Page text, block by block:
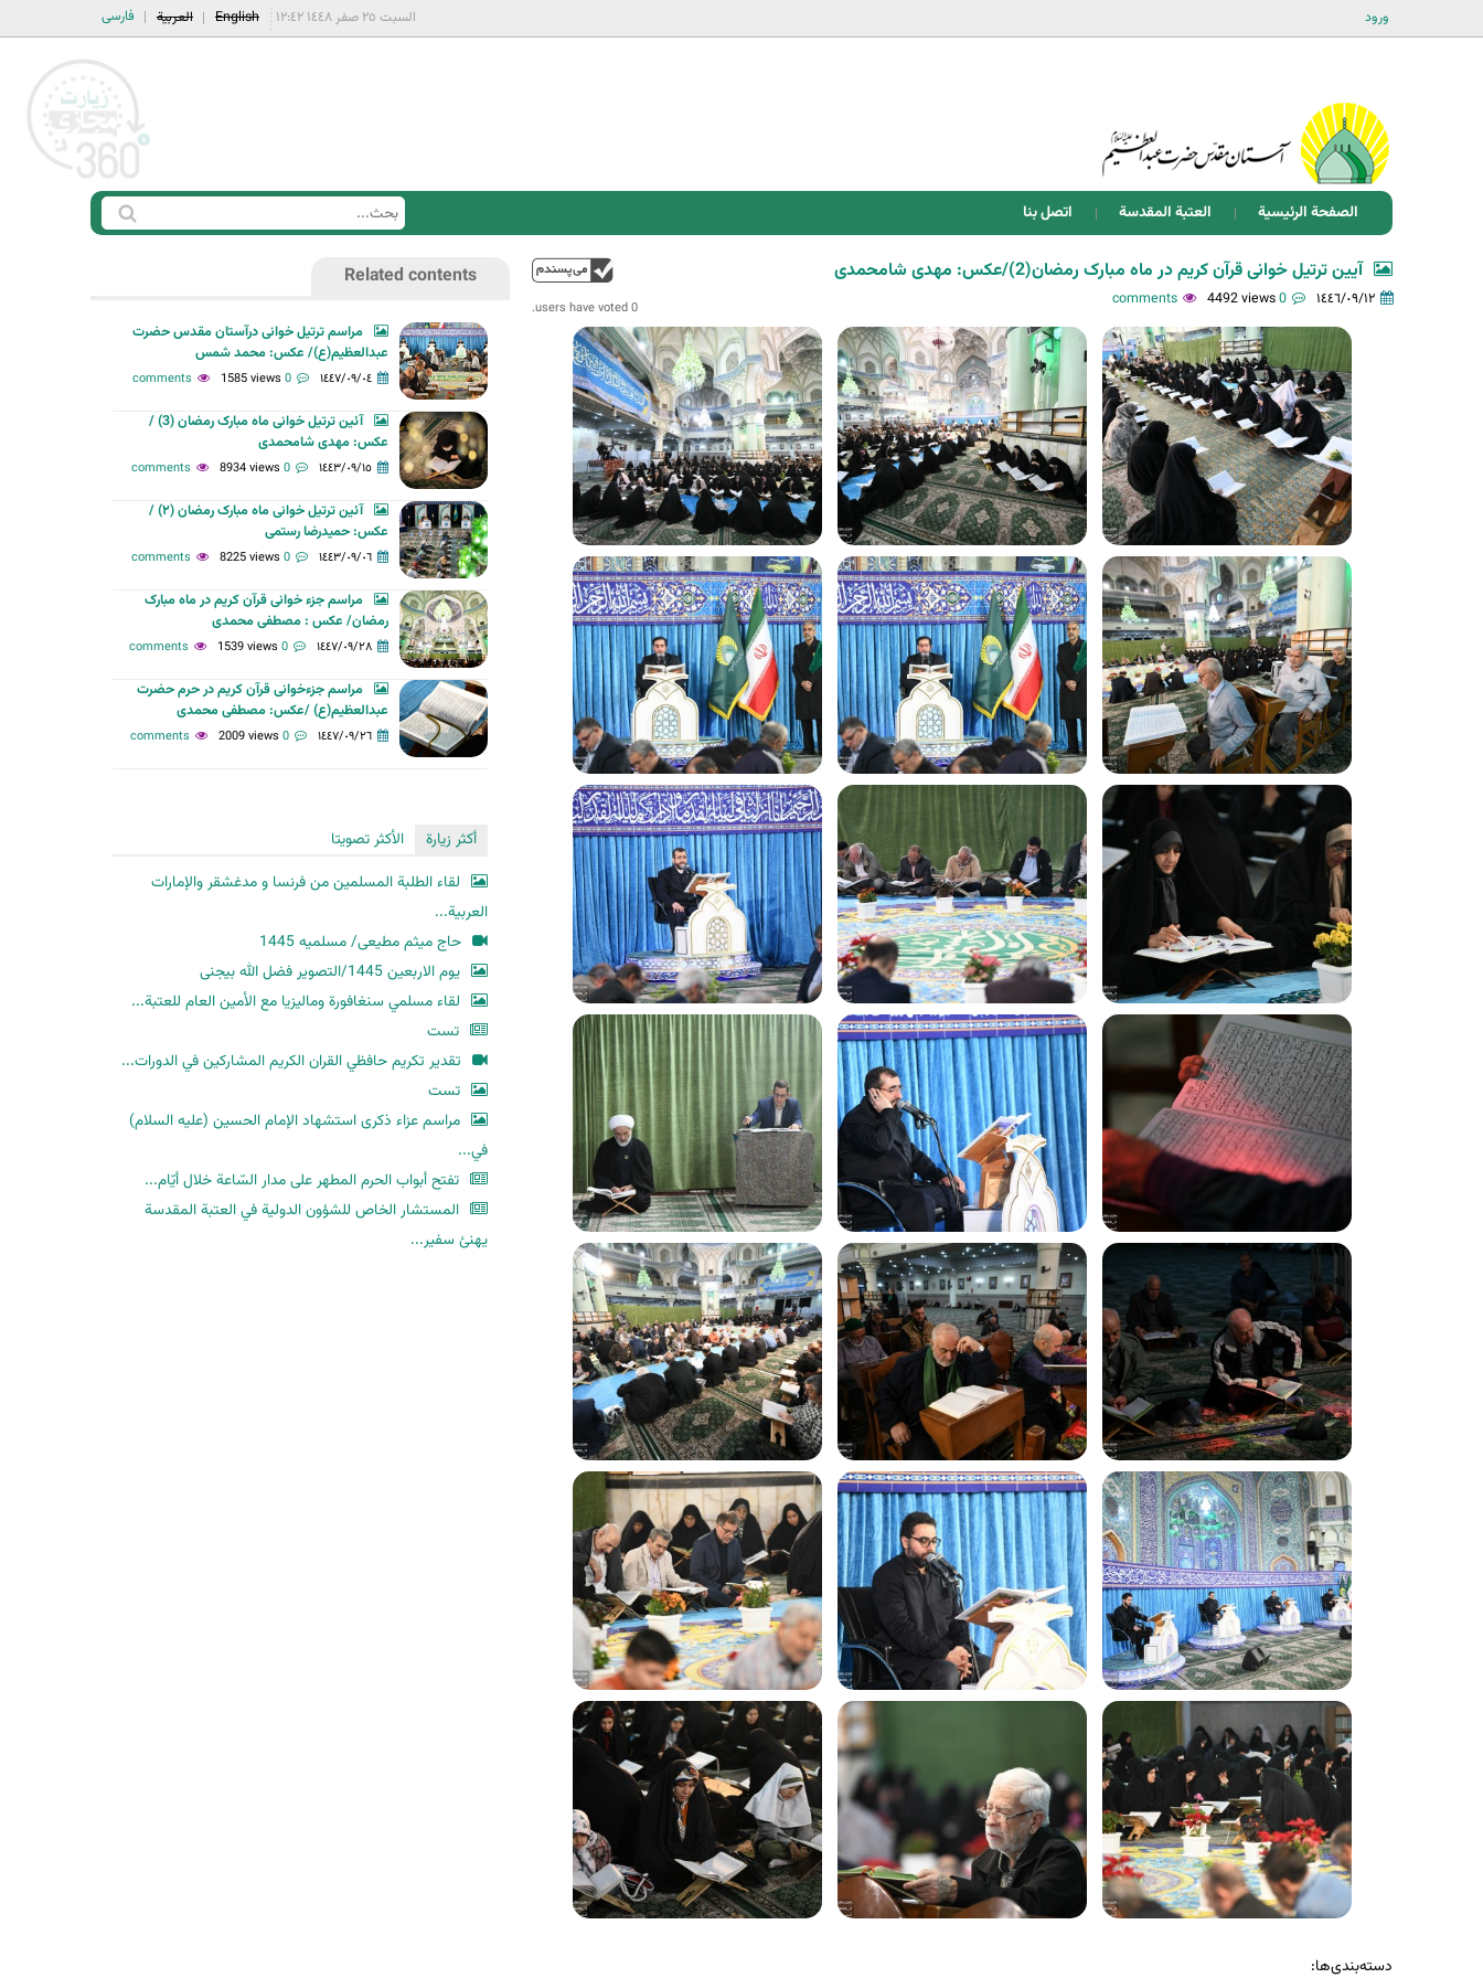
ورود فارسی العربية English السبت ٢٥ صفر ١٤٤٨ ١٢:٤٢
الصفحة الرئيسية العتبة المقدسة اتصل بنا
ا
س
ح
ث
ب
ح
0 users have voted.
آیین ترتیل خوانی قرآن کریم در ماه مبارک رمضان(2)/عکس: مهدی شامحمدی
١٤٤٦/٠٩/١٢ 0 comments
4492 views
دسته‌بندی‌ها:
Related contents
مراسم ترتیل خوانی درآستان مقدس حضرت
عبدالعظیم(ع)/ عکس: محمد شمس
١٤٤٧/٠٩/٠٤ 0 comments
1585 views
آئین ترتیل خوانی ماه مبارک رمضان (3) /
عکس: مهدی شامحمدی
١٤٤٣/٠٩/١٥ 0 comments
8934 views
آئین ترتیل خوانی ماه مبارک رمضان (۲) /
عکس: حمیدرضا رستمی
١٤٤٣/٠٩/٠٦ 0 comments
8225 views
مراسم جزء خوانی قرآن کریم در ماه مبارک
رمضان/ عکس : مصطفی محمدی
١٤٤٧/٠٩/٢٨ 0 comments
1539 views
مراسم جزءخوانی قرآن کریم در حرم حضرت
عبدالعظیم(ع) /عکس: مصطفی محمدی
١٤٤٧/٠٩/٢٦ 0 comments
2009 views
أكثر زيارة
الأكثر تصويتا
لقاء الطلبة المسلمين من فرنسا و مدغشقر والإمارات
العربية...
حاج میثم مطیعی/ مسلمیه 1445
یوم الاربعین 1445/التصویر فضل الله بیجنی
لقاء مسلمي سنغافورة وماليزيا مع الأمين العام للعتبة...
تست
تقدير تكريم حافظي القران الكريم المشاركين في الدورات...
تست
مراسم عزاء ذكرى استشهاد الإمام الحسين (عليه السلام)
في...
تفتح أبواب الحرم المطهر على مدار السّاعة خلال أيّام...
المستشار الخاص للشؤون الدولية في العتبة المقدسة
يهنئ سفير...